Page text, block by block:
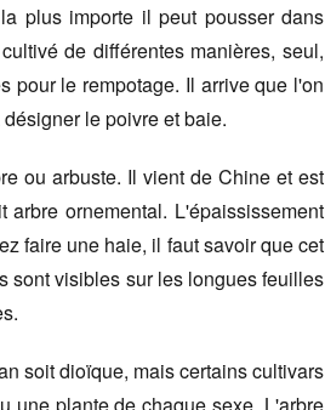
plus importe il peut pousser dans
de différentes manières, seul,
pour le rempotage. Il arrive que l'on
le poivre et baie.
ou arbuste. Il vient de Chine et est
ornemental. L'épaississement
faire une haie, il faut savoir que cet
sont visibles sur les longues feuilles
soit dioïque, mais certains cultivars
une plante de chaque sexe. L'arbre